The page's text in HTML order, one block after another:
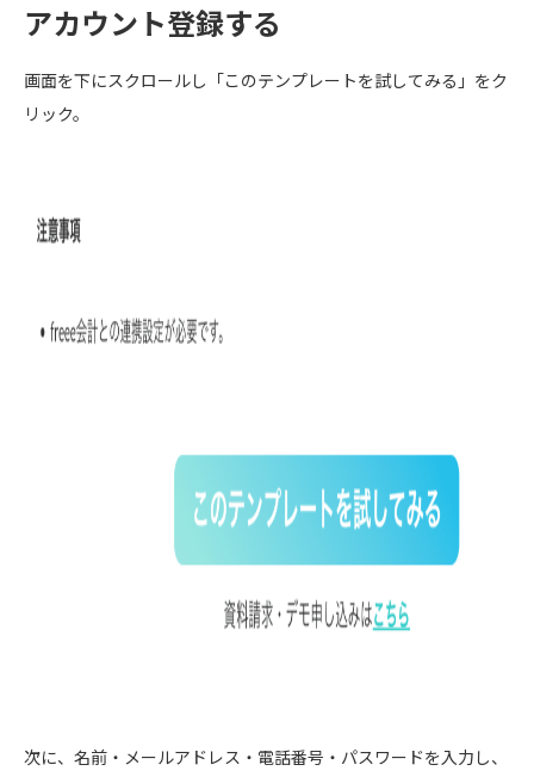
アカウント登録する
画面を下にスクロールし「このテンプレートを試してみる」をク
リック。
次に、名前・メールアドレス・電話番号・パスワードを入力し、